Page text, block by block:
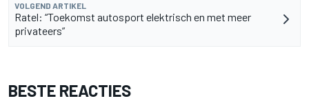
VOLGEND ARTIKEL
Ratel: “Toekomst autosport elektrisch en met meer
privateers”
BESTE REACTIES